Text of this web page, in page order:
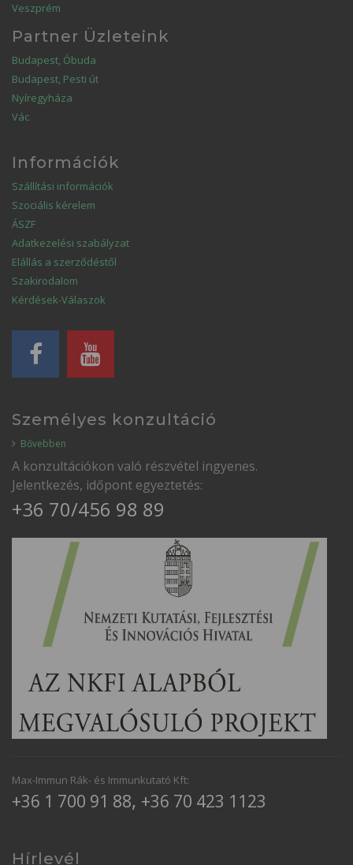
Veszprém
Partner Üzleteink
Budapest, Óbuda
Budapest, Pesti út
Nyíregyháza
Vác
Információk
Szállítási információk
Szociális kérelem
ÁSZF
Adatkezelési szabályzat
Elállás a szerződéstől
Szakirodalom
Kérdések-Válaszok
Személyes konzultáció
Bővebben
A konzultációkon való részvétel ingyenes.
Jelentkezés, időpont egyeztetés:
+36 70/456 98 89
Max-Immun Rák- és Immunkutató Kft:
+36 1 700 91 88, +36 70 423 1123
Hírlevél